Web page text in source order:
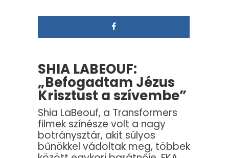
SHIA LABEOUF:
„Befogadtam Jézus
Krisztust a szívembe”
Shia LaBeouf, a Transformers
filmek színésze volt a nagy
botránysztár, akit súlyos
bűnökkel vádoltak meg, többek